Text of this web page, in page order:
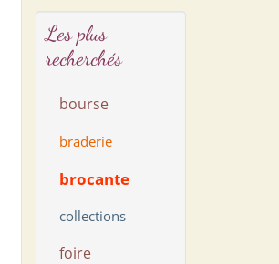
Les plus
recherchés
bourse
braderie
brocante
collections
foire